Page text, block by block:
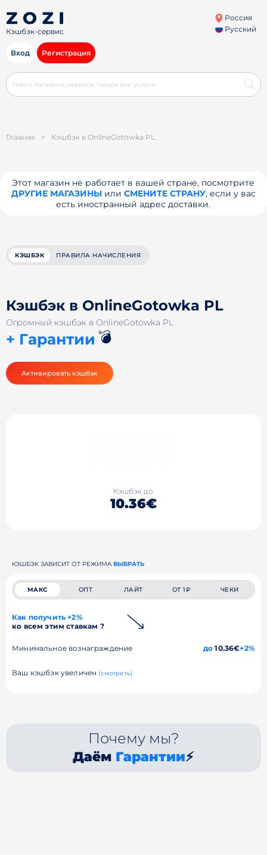
Кэшбэк-сервис
Россия
Русский
Вход Регистрация
Главная > Кэшбэк в OnlineGotowka PL
Этот магазин не работает в вашей стране, посмотрите
ДРУГИЕ МАГАЗИНЫили СМЕНИТЕ СТРАНУ, если у вас
есть иностранный адрес доставки.
КЭШБЭК ПРАВИЛА НАЧИСЛЕНИЯ
Кэшбэк в OnlineGotowka PL
Огромный кэшбэк в OnlineGotowka PL
+ Гарантии 💣
Активировать кэшбэк
Кэшбэк до
10.36€
КЭШБЭК ЗАВИСИТ ОТ РЕЖИМА ВЫБРАТЬ
МАКС ОПТ ЛАЙТ ОТ 1₽ ЧЕКИ
Как получить +2%
ко всем этим ставкам ?
Минимальное вознаграждение до 10.36€+2%
Ваш кэшбэк увеличен (смотреть)
Почему мы?
Даём Гарантии⚡